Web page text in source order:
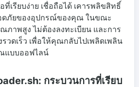
เรียบง่าย เชื่อถือได้ เคารพลิขสิทธิ์
ดภัยของอุปกรณ์ของคุณ ในขณะ
ภาพสูง ไม่ต้องลงทะเบียน และการ
วดเร็ว เพื่อให้คุณกลับไปเพลิดเพลิน
แบบออฟไลน์
กระบวนการที่เรียบ